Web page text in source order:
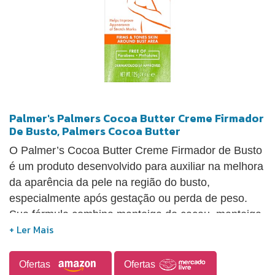
Palmer's Palmers Cocoa Butter Creme Firmador
De Busto, Palmers Cocoa Butter
O Palmer’s Cocoa Butter Creme Firmador de Busto
é um produto desenvolvido para auxiliar na melhora
da aparência da pele na região do busto,
especialmente após gestação ou perda de peso.
Sua fórmula combina manteiga de cacau, manteiga
de karité, vitamina E, colágeno e elastina,
aspecto mais firme e tonificado ao longo do uso
Ofertas Ofertas